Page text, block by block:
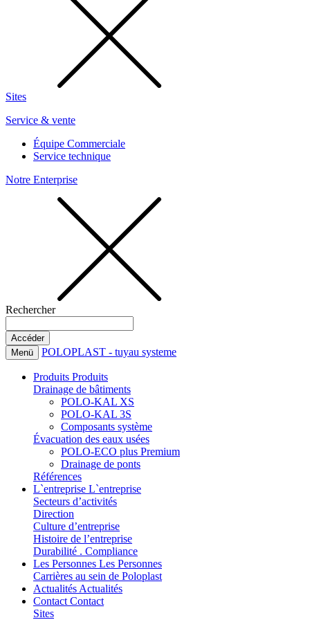
Sites
Service & vente
Équipe Commerciale
Service technique
Notre Enterprise
Rechercher
Menü POLOPLAST - tuyau systeme
Produits Produits
Drainage de bâtiments
POLO-KAL XS
POLO-KAL 3S
Composants système
Évacuation des eaux usées
POLO-ECO plus Premium
Drainage de ponts
Références
L`entreprise L`entreprise
Secteurs d’activités
Direction
Culture d’entreprise
Histoire de l’entreprise
Durabilité . Compliance
Les Personnes Les Personnes
Carrières au sein de Poloplast
Actualités Actualités
Contact Contact
Sites